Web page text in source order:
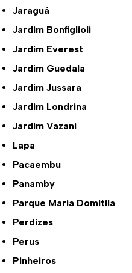
Jaraguá
Jardim Bonfiglioli
Jardim Everest
Jardim Guedala
Jardim Jussara
Jardim Londrina
Jardim Vazani
Lapa
Pacaembu
Panamby
Parque Maria Domitila
Perdizes
Perus
Pinheiros